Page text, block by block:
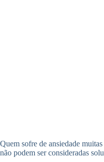
Quem sofre de ansiedade
não podem ser consideradas